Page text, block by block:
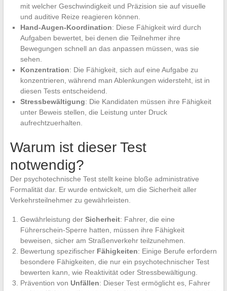
mit welcher Geschwindigkeit und Präzision sie auf visuelle
und auditive Reize reagieren können.
Hand-Augen-Koordination: Diese Fähigkeit wird durch
Aufgaben bewertet, bei denen die Teilnehmer ihre
Bewegungen schnell an das anpassen müssen, was sie
sehen.
Konzentration: Die Fähigkeit, sich auf eine Aufgabe zu
konzentrieren, während man Ablenkungen widersteht, ist in
diesen Tests entscheidend.
Stressbewältigung: Die Kandidaten müssen ihre Fähigkeit
unter Beweis stellen, die Leistung unter Druck
aufrechtzuerhalten.
Warum ist dieser Test
notwendig?
Der psychotechnische Test stellt keine bloße administrative
Formalität dar. Er wurde entwickelt, um die Sicherheit aller
Verkehrsteilnehmer zu gewährleisten.
Gewährleistung der Sicherheit: Fahrer, die eine
Führerschein-Sperre hatten, müssen ihre Fähigkeit
beweisen, sicher am Straßenverkehr teilzunehmen.
Bewertung spezifischer Fähigkeiten: Einige Berufe erfordern
besondere Fähigkeiten, die nur ein psychotechnischer Test
bewerten kann, wie Reaktivität oder Stressbewältigung.
Prävention von Unfällen: Dieser Test ermöglicht es, Fahrer